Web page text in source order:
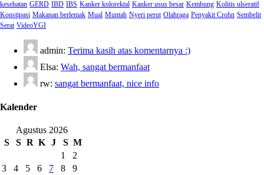
kesehatan GERD IBD IBS Kanker kolorektal Kanker usus besar Kembung Kolitis ulseratif
Konstipasi Makanan berlemak Mual Muntah Nyeri perut Olahraga Penyakit Crohn Sembelit
Serat VideoYGI
admin: Terima kasih atas komentarnya :)
Elsa: Wah, sangat bermanfaat
rw: sangat bermanfaat, nice info
Kalender
Agustus 2026
S
S R K J S M
1
2
3
4 5 6 7 8
9